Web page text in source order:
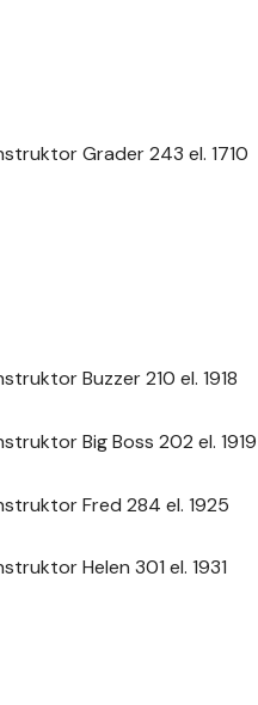
Grader 243 el. 1710
Buzzer 210 el. 1918
Big Boss 202 el. 1919
Fred 284 el. 1925
Helen 301 el. 1931